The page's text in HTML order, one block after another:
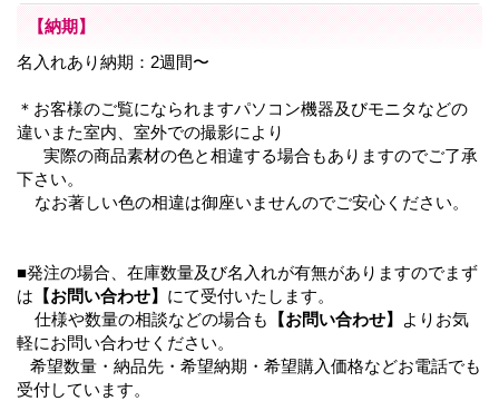
【納期】
名入れあり納期：2週間〜
＊お客様のご覧になられますパソコン機器及びモニタなどの
違いまた室内、室外での撮影により
実際の商品素材の色と相違する場合もありますのでご了承
下さい。
なお著しい色の相違は御座いませんのでご安心ください。
■発注の場合、在庫数量及び名入れが有無がありますのでまず
は 【お問い合わせ】 にて受付いたします。
仕様や数量の相談などの場合も
【お問い合わせ】
よりお気
軽にお問い合わせください。
希望数量・納品先・希望納期・希望購入価格などお電話でも
受付しています。